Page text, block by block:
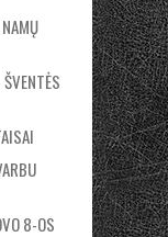
8-OS